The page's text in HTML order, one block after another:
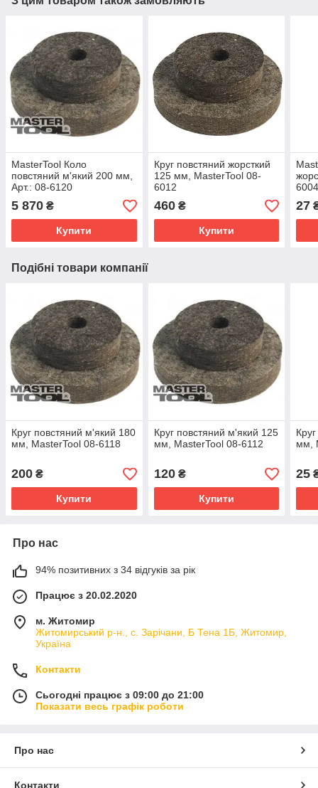
MasterTool Коло
повстяний м'який 200 мм,
Арт.: 08-6120
5 870 ₴
Купити
Круг повстяний жорсткий
125 мм, MasterTool 08-
6012
460₴
Купити
27
Подібні товари компанії
Круг повстяний м'який 180
мм, MasterTool 08-6118
200 ₴
Купити
Круг повстяний м'який 125
мм, MasterTool 08-6112
120₴
Купити
мм,
25
Про нас
94% позитивних з 34 відгуків за рік
Працює з 20.02.2020
м. Житомир
Житомирський р-н., с. Зарічани, Б Тена 1Б, Житомир,
Україна
Контакти
Сьогодні працює з 09:00 до 21:00
Показати весь графік роботи
Про нас
Контакти